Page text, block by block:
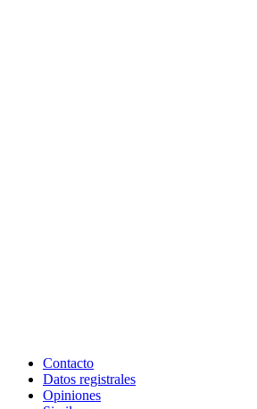
Contacto
Datos registrales
Opiniones